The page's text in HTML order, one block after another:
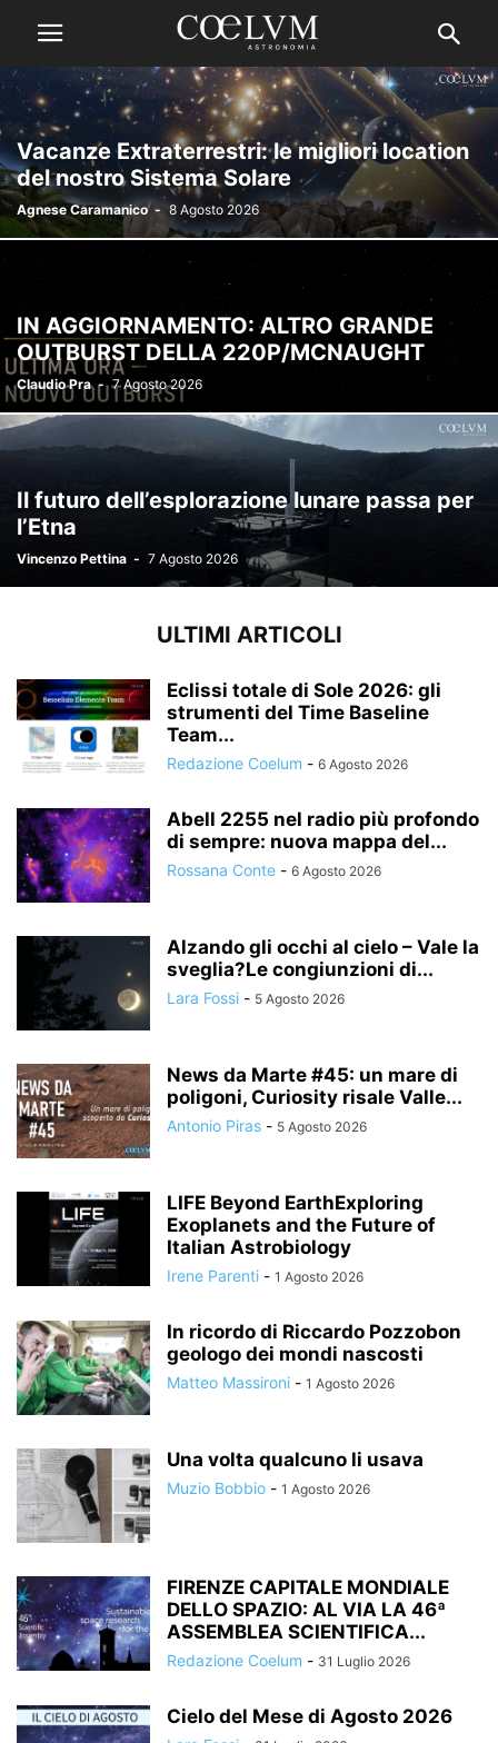
Vacanze Extraterrestri: le migliori location
del nostro Sistema Solare
Agnese Caramanico - 8 Agosto 2026
IN AGGIORNAMENTO: ALTRO GRANDE
OUTBURST DELLA 220P/MCNAUGHT
Claudio Pra - 7 Agosto 2026
Il futuro dell’esplorazione lunare passa per
l’Etna
Vincenzo Pettina - 7 Agosto 2026
ULTIMI ARTICOLI
Eclissi totale di Sole 2026: gli
strumenti del Time Baseline
Team...
Redazione Coelum - 6 Agosto 2026
Abell 2255 nel radio più profondo
di sempre: nuova mappa del...
Rossana Conte - 6 Agosto 2026
Alzando gli occhi al cielo – Vale la
sveglia?Le congiunzioni di...
Lara Fossi - 5 Agosto 2026
News da Marte #45: un mare di
poligoni, Curiosity risale Valle...
Antonio Piras - 5 Agosto 2026
LIFE Beyond EarthExploring
Exoplanets and the Future of
Italian Astrobiology
Irene Parenti - 1 Agosto 2026
In ricordo di Riccardo Pozzobon
geologo dei mondi nascosti
Matteo Massironi - 1 Agosto 2026
Una volta qualcuno li usava
Muzio Bobbio - 1 Agosto 2026
FIRENZE CAPITALE MONDIALE
DELLO SPAZIO: AL VIA LA 46ª
ASSEMBLEA SCIENTIFICA...
Redazione Coelum - 31 Luglio 2026
Cielo del Mese di Agosto 2026